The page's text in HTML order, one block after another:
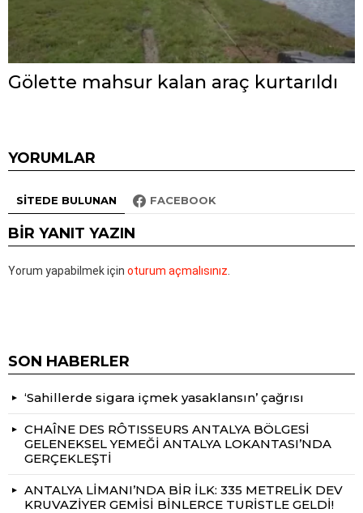
Gölette mahsur kalan araç kurtarıldı
YORUMLAR
SITEDE BULUNAN FACEBOOK
BIR YANIT YAZIN
Yorum yapabilmek için oturum açmalısınız
SON HABERLER
‘Sahillerde sigara içmek yasaklansın’ çağrısı
CHAÎNE DES RÔTISSEURS ANTALYA BÖLGESİ
GELENEKSEL YEMEĞİ ANTALYA LOKANTASI’NDA
GERÇEKLEŞTİ
ANTALYA LİMANI’NDA BİR İLK: 335 METRELİK DEV
KRUVAZİYER GEMİSİ BİNLERCE TURİSTLE GELDİ!